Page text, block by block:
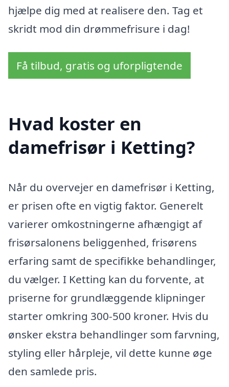
hjælpe dig med at realisere den. Tag et
skridt mod din drømmefrisure i dag!
Få tilbud, gratis og uforpligtende
Hvad koster en
damefrisør i Ketting?
Når du overvejer en damefrisør i Ketting,
er prisen ofte en vigtig faktor. Generelt
varierer omkostningerne afhængigt af
frisørsalonens beliggenhed, frisørens
erfaring samt de specifikke behandlinger,
du vælger. I Ketting kan du forvente, at
priserne for grundlæggende klipninger
starter omkring 300-500 kroner. Hvis du
ønsker ekstra behandlinger som farvning,
styling eller hårpleje, vil dette kunne øge
den samlede pris.